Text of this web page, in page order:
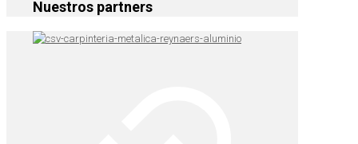
Nuestros partners